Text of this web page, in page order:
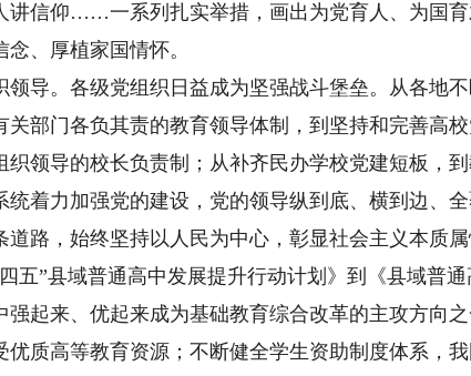
讲信仰……一系列扎实举措，画出为党育人、为国
、厚植家国情怀。
。各级党组织日益成为坚强战斗堡垒。从各地不
关部门各负其责的教育领导体制，到坚持和完善高
织领导的校长负责制；从补齐民办学校党建短板，
着力加强党的建设，党的领导纵到底、横到边、全
，始终坚持以人民为中心，彰显社会主义本质属
”县域普通高中发展提升行动计划》到《县域普通
强起来、优起来成为基础教育综合改革的主攻方向
优质高等教育资源；不断健全学生资助制度体系，